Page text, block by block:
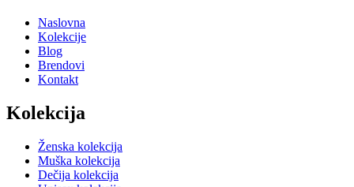
Naslovna
Kolekcije
Blog
Brendovi
Kontakt
Kolekcija
Ženska kolekcija
Muška kolekcija
Dečija kolekcija